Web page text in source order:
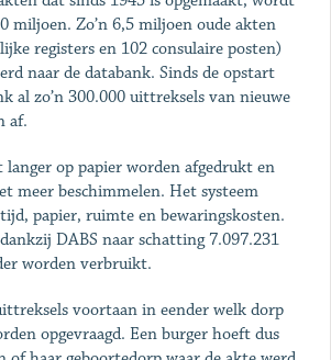
miljoen. Zo’n 6,5 miljoen oude akten
registers en 102 consulaire posten)
naar de databank. Sinds de opstart
al zo’n 300.000 uittreksels van nieuwe
af.
op papier worden afgedrukt en
meer beschimmelen. Het systeem
papier, ruimte en bewaringskosten.
DABS naar schatting 7.097.231
worden verbruikt.
voortaan in eender welk dorp
opgevraagd. Een burger hoeft dus